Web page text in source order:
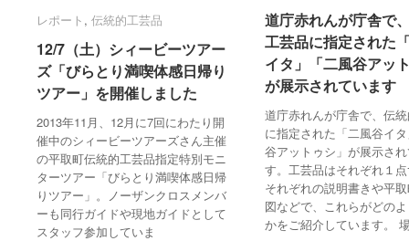
レポート , 伝統的工芸品
12/7（土）シィービーツアー
ズ「びらとり満喫体感日帰り
ツアー」を開催しました
2013年11月、12月に7回にわたり開
催中のシィービーツアーズさん主催
の平取町伝統的工芸品指定特別モニ
ターツアー「びらとり満喫体感日帰
りツアー」。ノーザンクロスメンバ
ーも同行ガイドや現地ガイドとして
スタッフ参加していま
レポート 伝統的工芸品
12/7（土）シィービーツアー
ズ「びらとり満喫体感日帰り
ツアー」を開催しました
道庁赤れんが庁舎で
工芸品に指定された
イタ」「二風谷アッ
が展示されています
道庁赤れんが庁舎で、伝
に指定された「二風谷イ
谷アットゥシ」が展示さ
す。工芸品はそれぞれ１
それぞれの説明書きや平
図などで、これらがどの
かをご紹介しています。
道庁赤れんが庁舎で
工芸品に指定された
イタ」「二風谷アッ
が展示されています